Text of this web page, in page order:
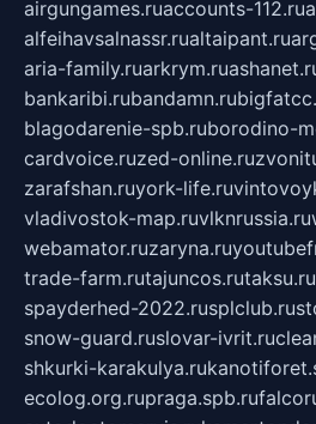
airgungames.ruaccounts-112.ru
alfeihavsalnassr.rualtaipant.ru
aria-family.ruarkrym.ru
bankaribi.rubandamn.ru
blagodarenie-spb.ruborodino-
cardvoice.ruzed-online.ru
zarafshan.ruyork-life.ru
vladivostok-map.ruvlknrussia.ru
webamator.ruzaryna.ru
trade-farm.rutajuncos.rutaksu.ru
spayderhed-2022.rusplclub.ru
snow-guard.ruslovar-ivrit.ru
shkurki-karakulya.ru
ecolog.org.rupraga.spb.ru